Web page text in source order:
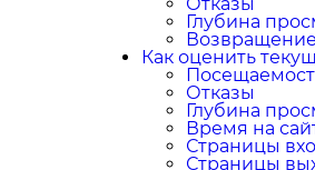
Отказы
Глубина
Как оценить
Отказы
Глубина
Время на
Страницы
Страницы